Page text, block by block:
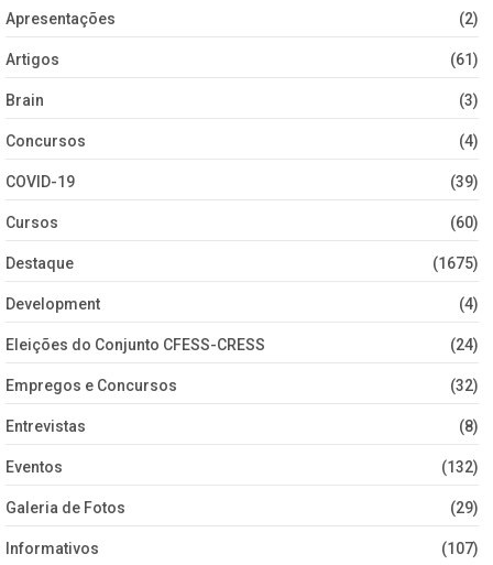
Apresentações (2)
Artigos (61)
Brain (3)
Concursos (4)
COVID-19 (39)
Cursos (60)
Destaque (1675)
Development (4)
Eleições do Conjunto CFESS-CRESS (24)
Empregos e Concursos (32)
Entrevistas (8)
Eventos (132)
Galeria de Fotos (29)
Informativos (107)